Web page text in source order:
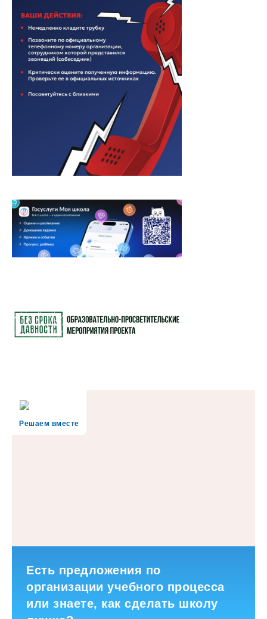
Решаем вместе
Есть предложения по
организации учебного процесса
или знаете, как сделать школу